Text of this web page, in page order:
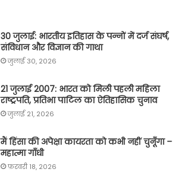
30 जुलाई: भारतीय इतिहास के पन्नों में दर्ज संघर्ष,
संविधान और विज्ञान की गाथा
जुलाई 30, 2026
21 जुलाई 2007: भारत को मिली पहली महिला
राष्ट्रपति, प्रतिभा पाटिल का ऐतिहासिक चुनाव
जुलाई 21, 2026
मैं हिंसा की अपेक्षा कायरता को कभी नहीं चुनूँगा –
महात्मा गाँधी
फ़रवरी 18, 2026